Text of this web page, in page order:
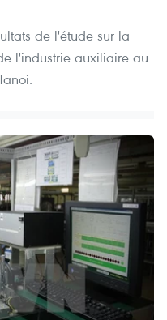
de l'étude sur la
l'industrie auxiliaire au